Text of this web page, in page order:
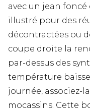
avec un jean
illustré pour des
décontractées ou
coupe droite la
par-dessus des
température
journée, associez-
mocassins. Cette